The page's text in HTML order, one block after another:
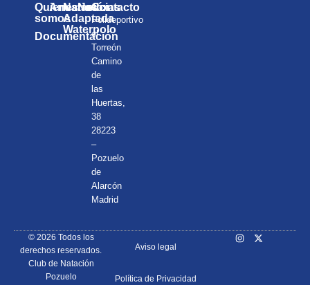
Quienes
somos
Documentación
Anuarios
Natación
Adaptada
Waterpolo
Noticias
Contacto
Polideportivo
el
Torreón
Camino
de
las
Huertas,
38
28223
–
Pozuelo
de
Alarcón
Madrid
© 2026 Todos los
derechos reservados.
Club de Natación
Pozuelo
Aviso legal
Política de Privacidad